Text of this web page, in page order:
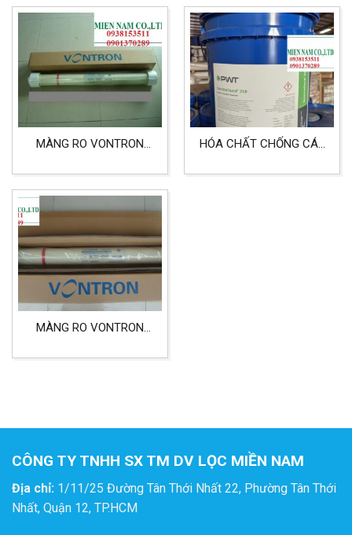
MÀNG RO VONTRON
LỌC NƯỚC TINH KHIẾT
HÓA CHẤT CHỐNG CÁU
SPECTRAGUARD 250
MÀNG RO VONTRON
CÔNG TY TNHH SX TM DV LỌC MIỀN NAM
Địa chỉ: 1/11/25 Đường Tân Thới Nhất 22, Phường Tân Thới
Nhất, Quận 12, TP.HCM